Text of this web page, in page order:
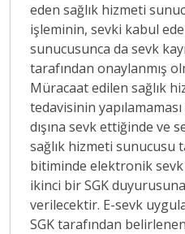
eden sağlık hizmeti
işleminin, sevki kabul
sunucusunca da sevk
tarafından onaylanmış
Müracaat edilen sağlık
tedavisinin
dışına sevk ettiğinde ve
sağlık hizmeti sunucusu
bitiminde elektronik sevk
ikinci bir SGK
verilecektir. E-sevk
SGK tarafından